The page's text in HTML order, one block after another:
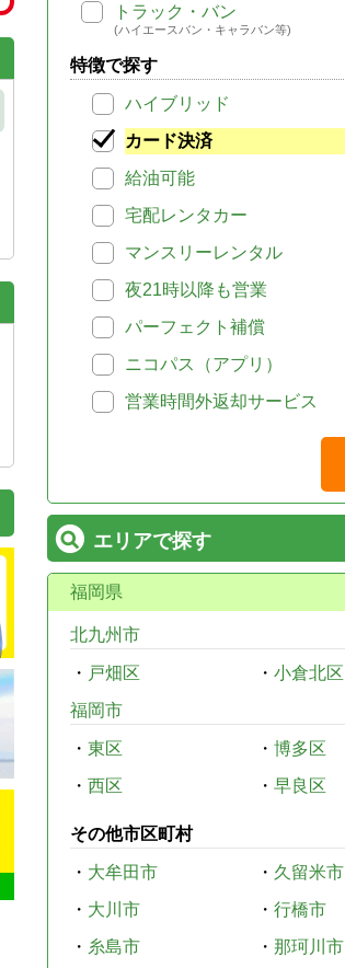
トラック・バン
(ハイエースバン・キャラバン等)
特徴で探す
ハイブリッド
カード決済
給油可能
宅配レンタカー
マンスリーレンタル
夜21時以降も営業
パーフェクト補償
ニコパス（アプリ）
営業時間外返却サービス
エリアで探す
福岡県
北九州市
・ 戸畑区 ・ 小倉北区
福岡市
・ 東区 ・ 博多区
・ 西区 ・ 早良区
その他市区町村
・ 大牟田市 ・ 久留米市
・ 大川市 ・ 行橋市
・ 糸島市 ・ 那珂川市